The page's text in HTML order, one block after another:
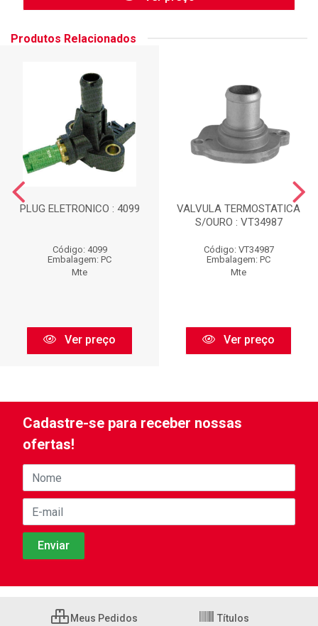
Produtos Relacionados
PLUG ELETRONICO : 4099
Código: 4099
Embalagem: PC
Mte
Ver preço
VALVULA TERMOSTATICA
S/OURO : VT34987
Código: VT34987
Embalagem: PC
Mte
Ver preço
Cadastre-se para receber nossas
ofertas!
Meus Pedidos Títulos